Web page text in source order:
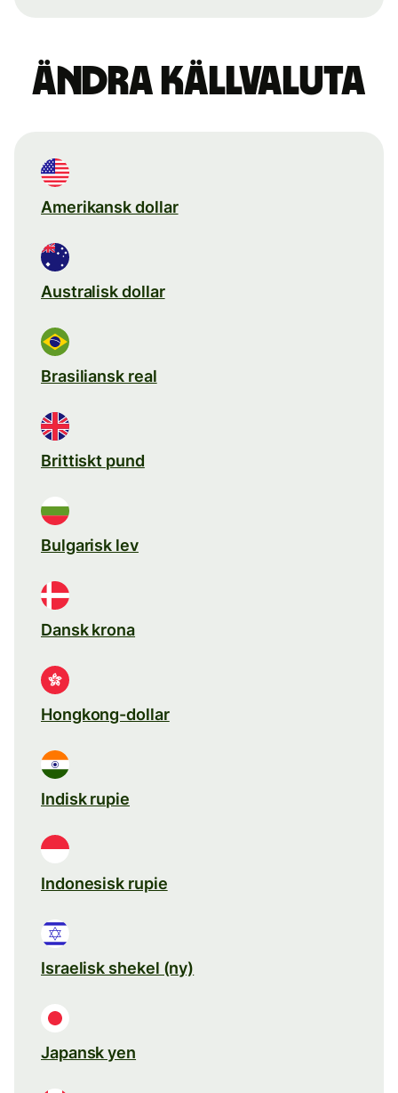
Ändra källvaluta
Amerikansk dollar
Australisk dollar
Brasiliansk real
Brittiskt pund
Bulgarisk lev
Dansk krona
Hongkong-dollar
Indisk rupie
Indonesisk rupie
Israelisk shekel (ny)
Japansk yen